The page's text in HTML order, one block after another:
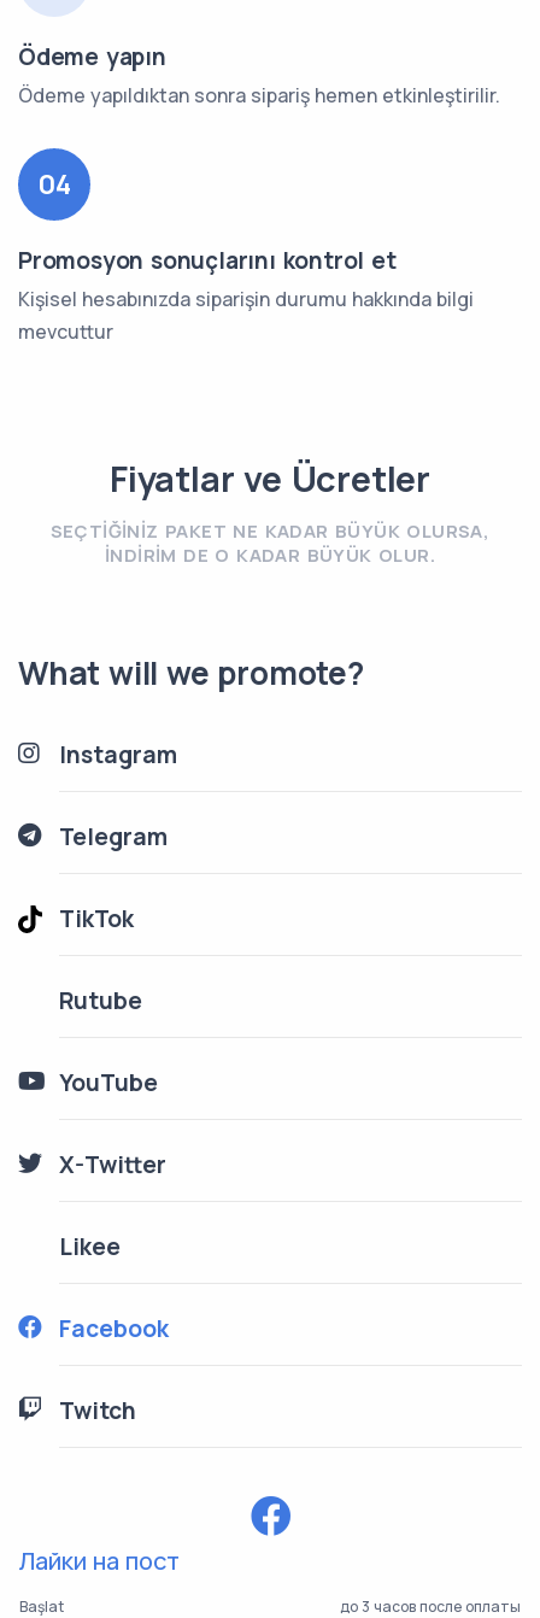
Ödeme yapın
Ödeme yapıldıktan sonra sipariş hemen etkinleştirilir.
04
Promosyon sonuçlarını kontrol et
Kişisel hesabınızda siparişin durumu hakkında bilgi
mevcuttur
Fiyatlar ve Ücretler
SEÇTIĞINIZ PAKET NE KADAR BÜYÜK OLURSA,
INDIRIM DE O KADAR BÜYÜK OLUR.
What will we promote?
Instagram
Telegram
TikTok
Rutube
YouTube
X-Twitter
Likee
Facebook
Twitch
Лайки на пост
Başlat
до 3 часов после оплаты